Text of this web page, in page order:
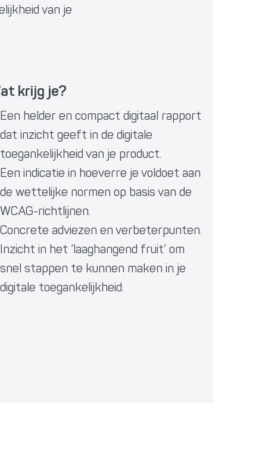
van je
krijg je?
Een helder en compact digitaal rapport
dat inzicht geeft in de digitale
toegankelijkheid van je product.
Een indicatie in hoeverre je voldoet aan
de wettelijke normen op basis van de
WCAG-richtlijnen.
Concrete adviezen en verbeterpunten.
Inzicht in het ‘laaghangend fruit’ om
snel stappen te kunnen maken in je
digitale toegankelijkheid.